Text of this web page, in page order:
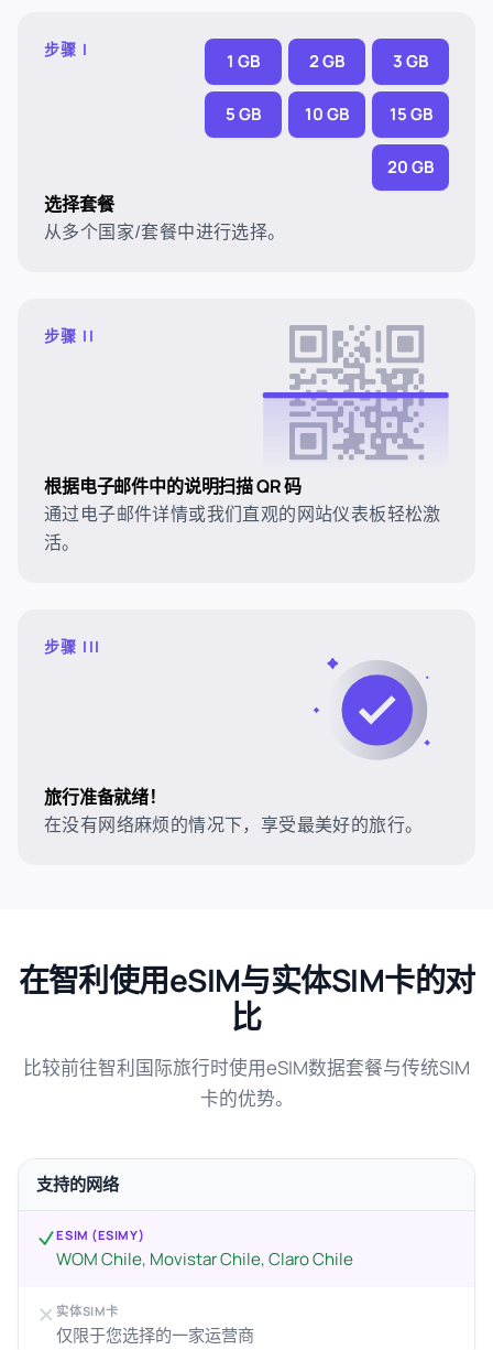
步骤 I
1 GB 2 GB 3 GB
5 GB 10 GB 15 GB
20 GB
选择套餐
从多个国家/套餐中进行选择。
步骤 II
根据电子邮件中的说明扫描 QR 码
通过电子邮件详情或我们直观的网站仪表板轻松激
活。
步骤 III
旅行准备就绪！
在没有网络麻烦的情况下，享受最美好的旅行。
在智利使用eSIM与实体SIM卡的对
比
比较前往智利国际旅行时使用eSIM数据套餐与传统SIM
卡的优势。
支持的网络
ESIM (ESIMY)
WOM Chile, Movistar Chile, Claro Chile
实体SIM卡
仅限于您选择的一家运营商